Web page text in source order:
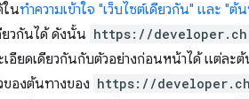
ในทำความเข้าใจ "เว็บไซต์เดียวกัน" และ "ต้
ยวกันได้ ดังนั้น https://
เอียดเดียวกันกับตัวอย่างก่อนหน้าได้ แต่ละ
ของต้นทางของ https://